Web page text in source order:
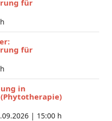
für
für
in
| 15:00 h